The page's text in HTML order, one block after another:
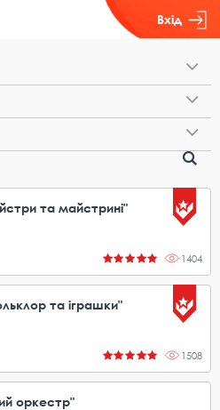
Вхід
та майстрині"
1404
та іграшки"
1508
оркестр"